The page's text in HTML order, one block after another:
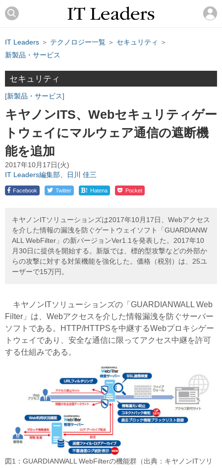
IT Leaders ＞ テクノロジー一覧 ＞ セキュリティ
＞
新製品・サービス
セキュリティ
新製品・サービス
キヤノンITS、Webセキュリティゲー
トウェイにマルウェア通信の遮断機
能を追加
2017年10月17日(火)
IT Leaders編集部、日川 佳三
Facebook Twitter ! Hatena Pocket
キヤノンITソリューションズは2017年10月17日、Webアクセス
を介した情報の漏洩を防ぐゲートウェイソフト「GUARDIANW
ALL WebFilter」の新バージョンVer1.1を発表した。2017年10
月30日に提供を開始する。新版では、標的型攻撃などの外部か
らの攻撃に対する対策機能を強化した。価格（税別）は、25ユ
ーザーで15万円。
キヤノンITソリューションズの「GUARDIANWALL Web
Filter」は、Webアクセスを介した情報漏洩を防ぐサーバー
ソフトである。HTTP/HTTPSを中継するWebプロキシゲー
トウェイであり、安全な通信に限ってアクセス中継を許可
する仕組みである。
図1：GUARDIANWALL WebFilterの機能群（出典：キヤノンITソリ